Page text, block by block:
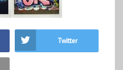
Twitter